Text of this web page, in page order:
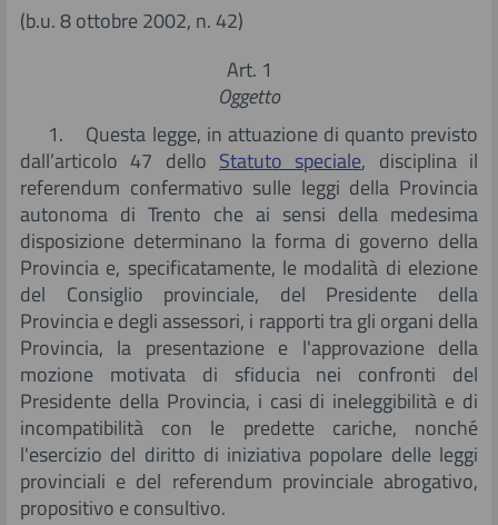
(b.u. 8 ottobre 2002, n. 42)
Art. 1
Oggetto
1. Questa legge, in attuazione di quanto previsto
dall’articolo 47 dello Statuto speciale, disciplina il
referendum confermativo sulle leggi della Provincia
autonoma di Trento che ai sensi della medesima
disposizione determinano la forma di governo della
Provincia e, specificatamente, le modalità di elezione
del Consiglio provinciale, del Presidente della
Provincia e degli assessori, i rapporti tra gli organi della
Provincia, la presentazione e l'approvazione della
mozione motivata di sfiducia nei confronti del
Presidente della Provincia, i casi di ineleggibilità e di
incompatibilità con le predette cariche, nonché
l'esercizio del diritto di iniziativa popolare delle leggi
provinciali e del referendum provinciale abrogativo,
propositivo e consultivo.
Giurisprudenza
Studi
Ricerca in documenti, studi e ricerche